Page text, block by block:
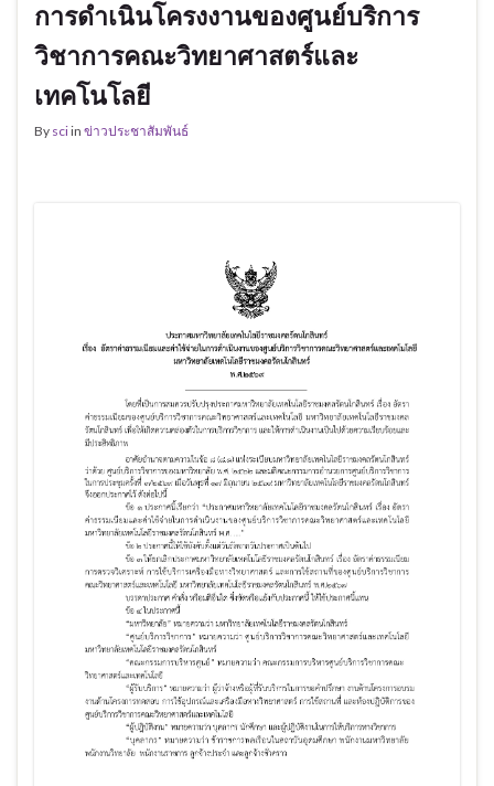
การดำเนินโครงงานของศูนย์บริการ
วิชาการคณะวิทยาศาสตร์และ
เทคโนโลยี
By sciin ข่าวประชาสัมพันธ์